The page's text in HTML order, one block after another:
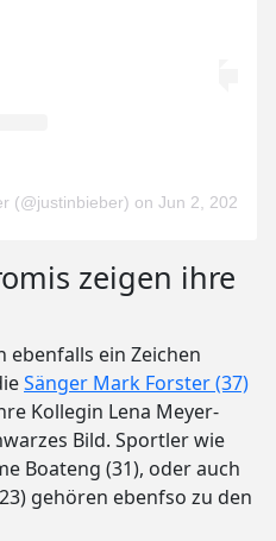
(@justinbieber) on Jun 2, 2020 at
zeigen ihre
ebenfalls ein Zeichen
Sänger Mark Forster (37)
Kollegin Lena Meyer-
Bild. Sportler wie
Boateng (31), oder auch
gehören ebenfso zu den